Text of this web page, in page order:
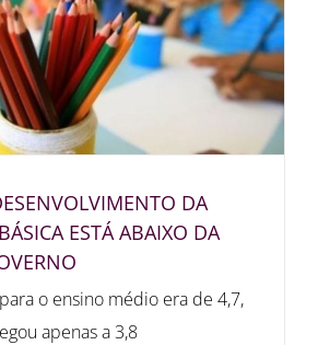
DA
ESTÁ ABAIXO DA
o ensino médio era de 4,7,
apenas a 3,8